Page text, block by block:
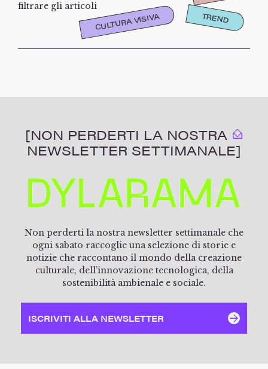
filtrare gli articoli
CULTURA VISIVA TREND
[NON PERDERTI LA NOSTRA
NEWSLETTER SETTIMANALE]
Non perderti la nostra newsletter settimanale che
ogni sabato raccoglie una selezione di storie e
notizie che raccontano il mondo della creazione
culturale, dell’innovazione tecnologica, della
sostenibilità ambienale e sociale.
ISCRIVITI ALLA NEWSLETTER